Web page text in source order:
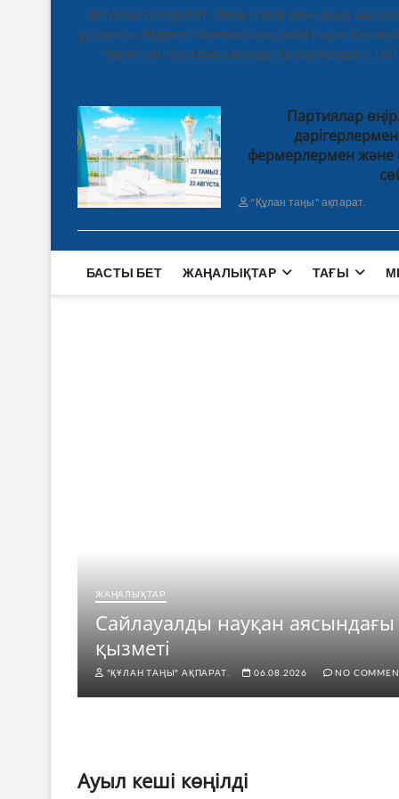
40 ViewsТеледебат: білім, еңбек және даму
ұсынысы «Әділет» партиясының өкілі Рауан
бірлескен бастама аясында Қазақстандағы
Партиялар
фермерлермен және
"Құлан таңы" ақпарат.
БАСТЫ БЕТ ЖАҢАЛЫҚТАР ТАҒЫ
ЖАҢАЛЫҚТАР
Сайлауалды науқан
қызметі
"ҚҰЛАН ТАҢЫ" АҚПАРАТ. 06.08.2026 NO
Ауыл кеші көңілді